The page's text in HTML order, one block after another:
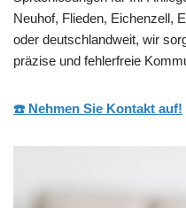
Neuhof, Flieden, Eichenzell,
oder deutschlandweit, wir
präzise und fehlerfreie
☎️ Nehmen Sie Kontakt auf!